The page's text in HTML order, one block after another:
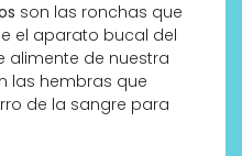
son las ronchas que
el aparato bucal del
alimente de nuestra
las hembras que
de la sangre para